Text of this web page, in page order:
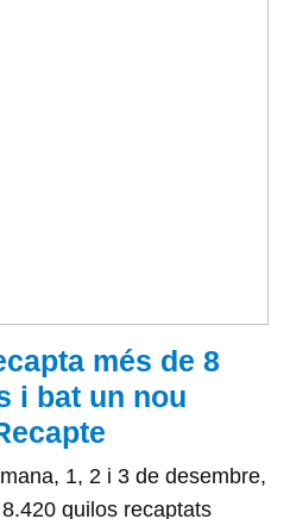
més de 8
i bat un nou
1, 2 i 3 de desembre,
quilos recaptats